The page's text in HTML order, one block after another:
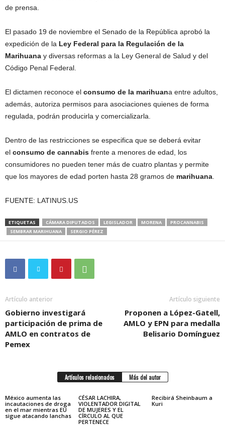
de prensa.
El pasado 19 de noviembre el Senado de la República aprobó la
expedición de la Ley Federal para la Regulación de la
Marihuana y diversas reformas a la Ley General de Salud y del
Código Penal Federal.
El dictamen reconoce el consumo de la marihuana entre adultos,
además, autoriza permisos para asociaciones quienes de forma
regulada, podrán producirla y comercializarla.
Dentro de las restricciones se especifica que se deberá evitar
el consumo de cannabis frente a menores de edad, los
consumidores no pueden tener más de cuatro plantas y permite
que los mayores de edad porten hasta 28 gramos de marihuana
FUENTE: LATINUS.US
ETIQUETAS CÁMARA DIPUTADOS LEGISLADOR MORENA
PROCANNABIS
SEMBRAR MARIHUANA
SERGIO PÉREZ
Artículo anterior
Gobierno investigará
participación de prima de
AMLO en contratos de
Pemex
Artículo siguiente
Proponen a López-Gatell,
AMLO y EPN para medalla
Belisario Domínguez
Artículos relacionados Más del autor
México aumenta las
incautaciones de droga
en el mar mientras EU
sigue atacando lanchas
CÉSAR LACHIRA,
VIOLENTADOR DIGITAL
DE MUJERES Y EL
CÍRCULO AL QUE
PERTENECE
Recibirá Sheinbaum a
Kuri